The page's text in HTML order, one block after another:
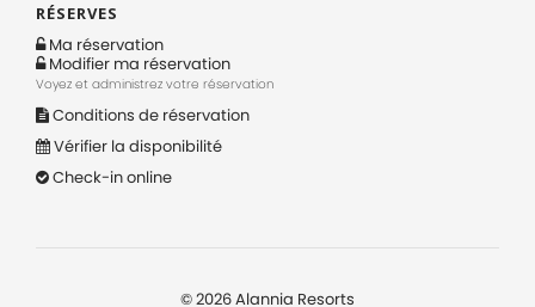
RÉSERVES
Ma réservation
Modifier ma réservation
Voyez et administrez votre réservation
Conditions de réservation
Vérifier la disponibilité
Check-in online
©2026Alannia Resorts